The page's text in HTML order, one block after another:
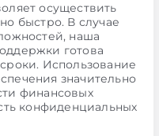
осуществить
быстро. В случае
наша
готова
Использование
значительно
финансовых
конфиденциальных